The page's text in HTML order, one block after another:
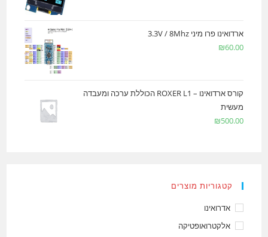
ארדואינו פרו מיני 3.3V / 8Mhz
₪60.00
קורס ארדואינו – ROXER L1 הכוללת ערכה ומעבדה
מעשית
₪500.00
קטגוריות מוצרים
אדרואינו
אלקטרואופטיקה